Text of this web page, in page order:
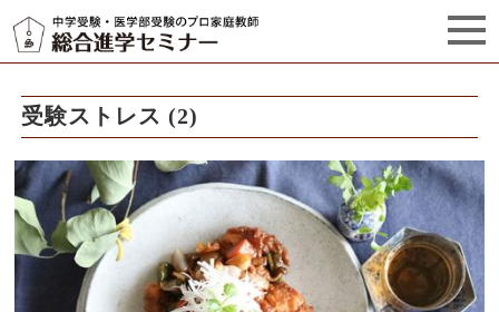
セミナーからのお知らせ（5）
受験ストレス (2)